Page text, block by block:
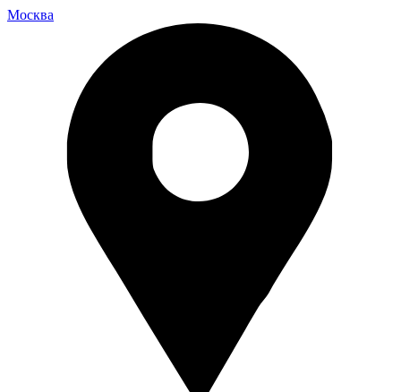
Москва